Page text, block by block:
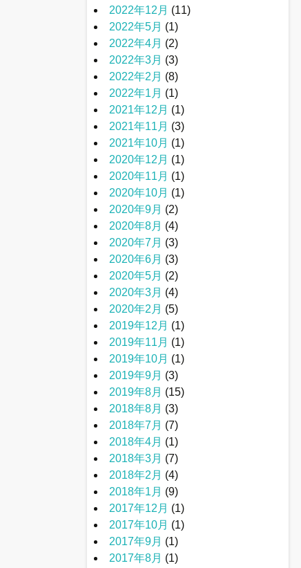
2022年12月 (11)
2022年5月 (1)
2022年4月 (2)
2022年3月 (3)
2022年2月 (8)
2022年1月 (1)
2021年12月 (1)
2021年11月 (3)
2021年10月 (1)
2020年12月 (1)
2020年11月 (1)
2020年10月 (1)
2020年9月 (2)
2020年8月 (4)
2020年7月 (3)
2020年6月 (3)
2020年5月 (2)
2020年3月 (4)
2020年2月 (5)
2019年12月 (1)
2019年11月 (1)
2019年10月 (1)
2019年9月 (3)
2019年8月 (15)
2018年8月 (3)
2018年7月 (7)
2018年4月 (1)
2018年3月 (7)
2018年2月 (4)
2018年1月 (9)
2017年12月 (1)
2017年10月 (1)
2017年9月 (1)
2017年8月 (1)